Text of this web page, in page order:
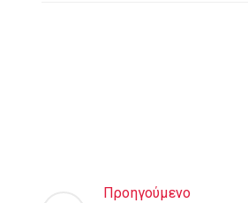
Προηγούμενο